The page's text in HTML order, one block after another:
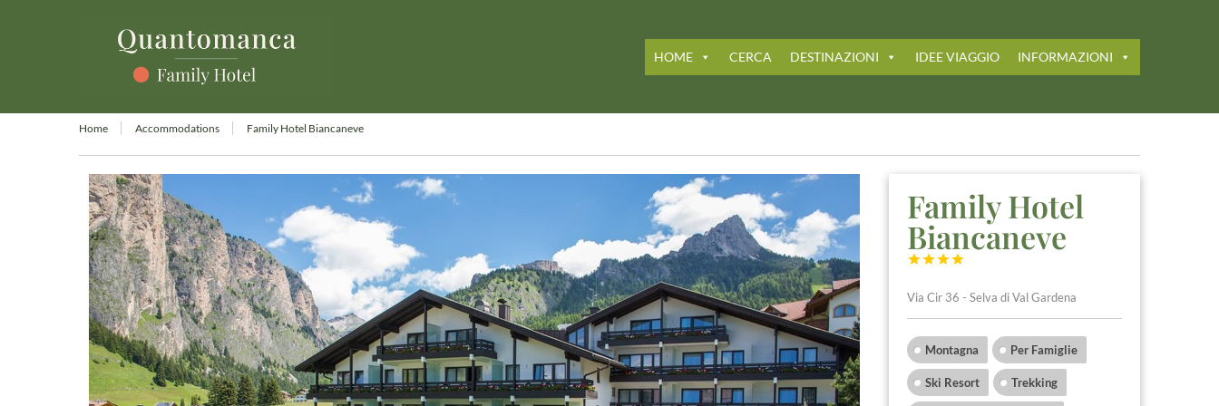
HOME CERCA DESTINAZIONI IDEE VIAGGIO INFORMAZIONI
Home Accommodations Family Hotel Biancaneve
Family Hotel
Biancaneve




Via Cir 36 - Selva di Val Gardena
Montagna Per Famiglie
Ski Resort Trekking